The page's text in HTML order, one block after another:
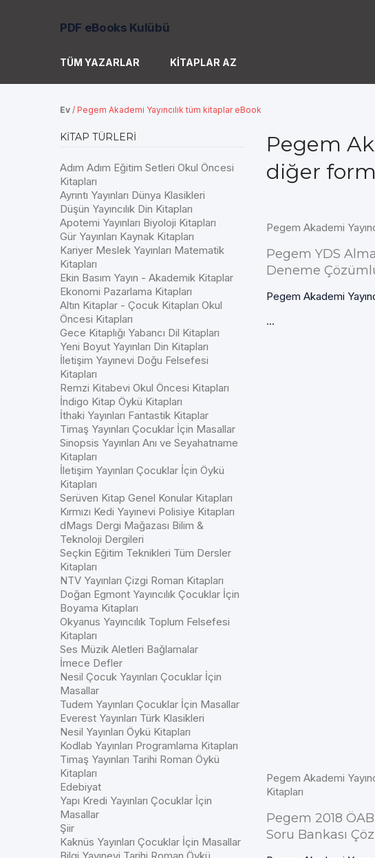
PDF eBooks Kulübü
TÜM YAZARLAR KITAPLAR AZ
Ev / Pegem Akademi Yayıncılık tüm kitaplar eBook
KITAP TÜRLERI
Adım Adım Eğitim Setleri Okul Öncesi
Kitapları
Ayrıntı Yayınları Dünya Klasikleri
Düşün Yayıncılık Din Kitapları
Apotemi Yayınları Biyoloji Kitapları
Gür Yayınları Kaynak Kitapları
Kariyer Meslek Yayınları Matematik
Kitapları
Ekin Basım Yayın - Akademik Kitaplar
Ekonomi Pazarlama Kitapları
Altın Kitaplar - Çocuk Kitapları Okul
Öncesi Kitapları
Gece Kitaplığı Yabancı Dil Kitapları
Yeni Boyut Yayınları Din Kitapları
İletişim Yayınevi Doğu Felsefesi
Kitapları
Remzi Kitabevi Okul Öncesi Kitapları
İndigo Kitap Öykü Kitapları
İthaki Yayınları Fantastik Kitaplar
Timaş Yayınları Çocuklar İçin Masallar
Sinopsis Yayınları Anı ve Seyahatname
Kitapları
İletişim Yayınları Çocuklar İçin Öykü
Kitapları
Serüven Kitap Genel Konular Kitapları
Kırmızı Kedi Yayınevi Polisiye Kitapları
dMags Dergi Mağazası Bilim &
Teknoloji Dergileri
Seçkin Eğitim Teknikleri Tüm Dersler
Kitapları
NTV Yayınları Çizgi Roman Kitapları
Doğan Egmont Yayıncılık Çocuklar İçin
Boyama Kitapları
Okyanus Yayıncılık Toplum Felsefesi
Kitapları
Ses Müzik Aletleri Bağlamalar
İmece Defler
Nesil Çocuk Yayınları Çocuklar İçin
Masallar
Tudem Yayınları Çocuklar İçin Masallar
Everest Yayınları Türk Klasikleri
Nesil Yayınları Öykü Kitapları
Kodlab Yayınları Programlama Kitapları
Timaş Yayınları Tarihi Roman Öykü
Kitapları
Edebiyat
Yapı Kredi Yayınları Çocuklar İçin
Masallar
Şiir
Kaknüs Yayınları Çocuklar İçin Masallar
Pegem
diğer
Pegem Akademi
Pegem YDS
Deneme
Pegem Akademi
...
Pegem Akademi
Kitapları
Pegem 2018
Soru Bankası